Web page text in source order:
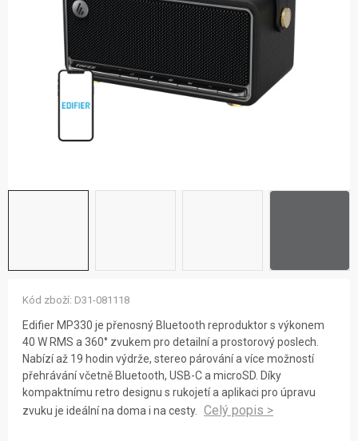
OSTATNÍ
Edifier MP330 je přenosný Bluetooth reproduktor s výkonem
40 W RMS a 360° zvukem pro detailní a prostorový poslech.
Nabízí až 19 hodin výdrže, stereo párování a více možností
přehrávání včetně Bluetooth, USB-C a microSD. Díky
kompaktnímu retro designu s rukojetí a aplikaci pro úpravu
zvuku je ideální na doma i na cesty.
Kód zboží: D31-081118